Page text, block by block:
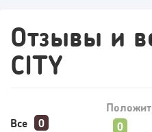
Отзывы и
CITY
Все